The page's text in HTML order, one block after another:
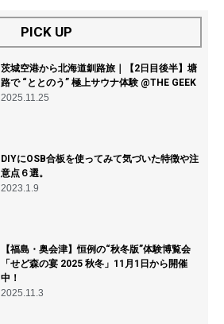
PICK UP
茨城空港から北海道釧路旅｜【2日目後半】塘
路で “ととのう” 極上サウナ体験 @THE GEEK
2025.11.25
DIYにOSB合板を使ってみて気づいた特徴や注
意点６選。
2023.1.9
【福島・奥会津】恒例の“秋冬版”体験博覧会
「せど森の宴 2025 秋冬」11月1日から開催
中！
2025.11.3